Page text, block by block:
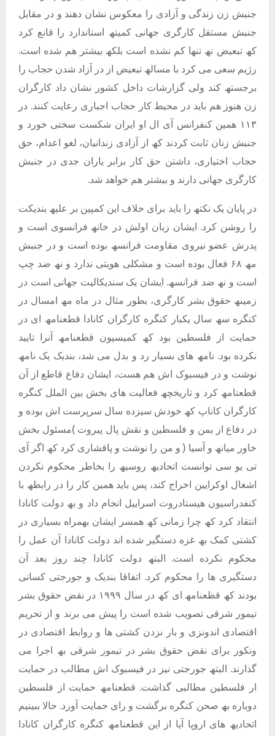
جنبش زن زندگی و آزادی را معکوس نشان دھند و در مقابل
جنبش مستقل کارگری جھانی کمیتھ استاندارد را قانع کرد
کھ تبعیض نھ تنھا کم نشده است بلکھ بیشتر ھم شده است.
رژیم سعی می کرد با مسالھ تبعیض از در آزاد شدن حجاب را
برجستھ کند ولی گزارشات داخل کشور نشان داد کارگران
زن ھنوز ھم باید در محیط کار حجاب اجباری رعایت کنند. در
١١٣ ھمین کنفرانس آی ال او ایران شکست سختی خورد و
جنبش زنان ثابت کردند کھ از آزادی زندانیان، لغو اعدام، حق
حجاب اختیاری، داشتن حق کار برابر یاران جدی در جنبش
کارگری جھانی دارند و بیشتر ھم خواھد شد.
در پایان یک نکتھ را باید برای خلاف این کمپین بر علیھ بندیکت
را روشن کرد. ایشان زبان اولش در خانھ فرانسوی است و
پدرش عضو نیروی مقاومت فرانسھ بوده است و در جنبش
مھ ۶٨ فعال بوده است و مشکلی ھویتی ندارد و نھ ضد چپ
است و نھ ضد فرانسھ. ایشان یک سندیکالیت جھانی است در
زمینھ حقوق بشر کارگری، بطور مثال در ماه مھ امسال در
کنگره سھ سال یکبار کنگره کارگران کانادا قطعنامھ ای در
حمایت از فلسطین بود کھ کمیسیون قطعنامھ آنرا تایید
نکرده بود. نامھ ھای بسیار رد و بدل می شد، بندیک یک نامھ
نوشت و در فیسبوک اش ھم ھست، ایشان دفاع قاطع از آن
قطعنامھ کرد و تاریخچھ فعالیت ھای بخش بین الملل کنگره
کارگران کاناپ کھ خودش سیزده سال سرپرست اش بوده و
در دفاع از یمن و فلسطین و نقش پال پیروت )مسئول بخش
خاور میانھ و آسیا ( و من را نوشت و پافشاری کرد کھ اگر آی
تی یو سی توانست اتحادیھ روسیھ را بخاطر محکوم نکردن
اشغال اوکرایین اخراج کند، پس باید ھمین کار را در رابطھ با
کنفدراسیون ھیستادروت اسراییل انجام داد و بھ دولت کانادا
انتقاد کرد کھ چرا زمانی کھ ھمسر ایشان بھمراه بسیاری در
کشتی کمک بھ غزه دستگیر شده اند دولت کانادا آن عمل را
محکوم نکرده است. البتھ دولت کانادا چند روز بعد آن
دستگیری ھا را محکوم کرد. اتفاقا بندیک و جورجتی کسانی
بودند کھ قظعنامھ ای کھ در سال ١٩٩٩ در نقض حقوق بشر
تیمور شرقی تصویب شده است را پیش می برند و از تحریم
اقتصادی اندونزی و بار نزدن کشتی ھا و روابط اقتصادی در
ونکور برای نقض حقوق بشر در تیمور شرقی بھ اجرا می
گذارند. البتھ جورجتی نیز در فیسبوک اش مطالب در حمایت
ار فلسطین مطالبی گذاشت. قطعنامھ حمایت از فلسطین
دوباره بھ صحن کنگره برگشت و رای حمایت آورد. حالا ببینیم
اتحادیھ ھای اروپا آیا از این قطعنامھ کنگره کارگران کانادا